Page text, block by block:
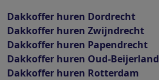
Dakkoffer huren Dordrecht
Dakkoffer huren Zwijndrecht
Dakkoffer huren Papendrecht
Dakkoffer huren Oud-Beijerland
Dakkoffer huren Rotterdam